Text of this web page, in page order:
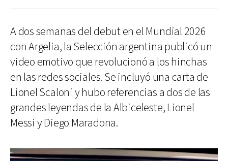
A dos semanas del debut en el Mundial 2026
con Argelia, la Selección argentina publicó un
video emotivo que revolucionó a los hinchas
en las redes sociales. Se incluyó una carta de
Lionel Scaloni y hubo referencias a dos de las
grandes leyendas de la Albiceleste, Lionel
Messi y Diego Maradona.